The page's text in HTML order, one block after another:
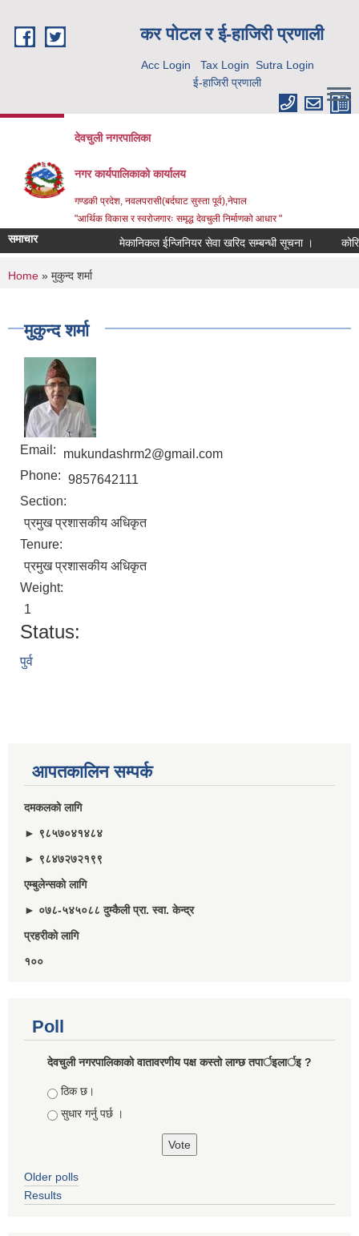
कर पाेटल र ई-हाजिरी प्रणाली
Acc Login Tax Login Sutra Login
ई-हाजिरी प्रणाली
देवचुली नगरपालिका
नगर कार्यपालिकाको कार्यालय
गण्डकी प्रदेश, नवलपरासी(बर्दघाट सुस्ता पूर्व),नेपाल
"आर्थिक विकास र स्वरोजगारः समृद्ध देवचुली निर्माणको आधार "
समाचार मेकानिकल ईन्जिनियर सेवा खरिद सम्बन्धी सूचना ।
You are here
Home » मुकुन्द शर्मा
मुकुन्द शर्मा
Email:
mukundashrm2@gmail.com
Phone: 9857642111
Section:
प्रमुख प्रशासकीय अधिकृत
Tenure:
प्रमुख प्रशासकीय अधिकृत
Weight:
1
Status:
पुर्व
आपतकालिन सम्पर्क
दमकलकाे लागि
► ९८५७०४१४८४
► ९८४७२७२१९९
एम्बुलेन्सकाे लागि
► ०७८-५४५०८८ दुम्कैली प्रा. स्वा. केन्द्र
प्रहरीकाे लागि
१००
Poll
देवचुली नगरपालिकाकाे वातावरणीय पक्ष कस्ताे लाग्छ तपार्इलार्इ ?
Choices
ठिक छ।
सुधार गर्नु पर्छ ।
Older polls
Results